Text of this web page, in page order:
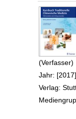
(Verfasser)
Jahr: [2017]
Verlag: